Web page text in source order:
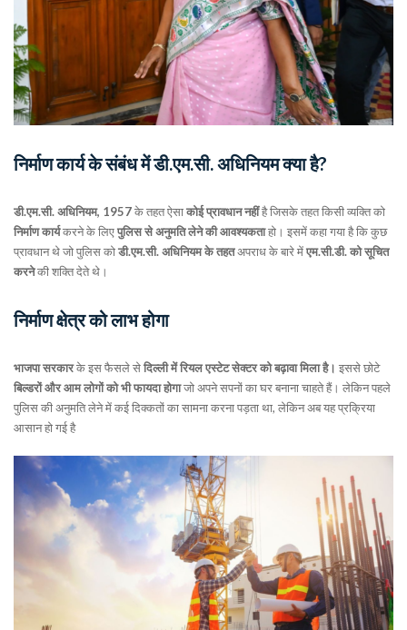
निर्माण कार्य के संबंध में डी.एम.सी. अधिनियम क्या है?
डी.एम.सी. अधिनियम, 1957के तहत ऐसाकोई प्रावधान नहींहै जिसके तहत किसी व्यक्ति को
निर्माण कार्यकरने के लिएपुलिस से अनुमति लेने की आवश्यकताहो। इसमें कहा गया है कि कुछ
प्रावधान थे जो पुलिस कोडी.एम.सी. अधिनियम के तहतअपराध के बारे मेंएम.सी.डी. को सूचित
करनेकी शक्ति देते थे।
निर्माण क्षेत्र को लाभ होगा
भाजपा सरकारके इस फैसले सेदिल्ली में रियल एस्टेट सेक्टर को बढ़ावा मिला है। इससे छोटे
बिल्डरों और आम लोगों को भी फायदा होगाजो अपने सपनों का घर बनाना चाहते हैं। लेकिन पहले
पुलिस की अनुमति लेने में कई दिक्कतों का सामना करना पड़ता था, लेकिन अब यह प्रक्रिया
आसान हो गई है